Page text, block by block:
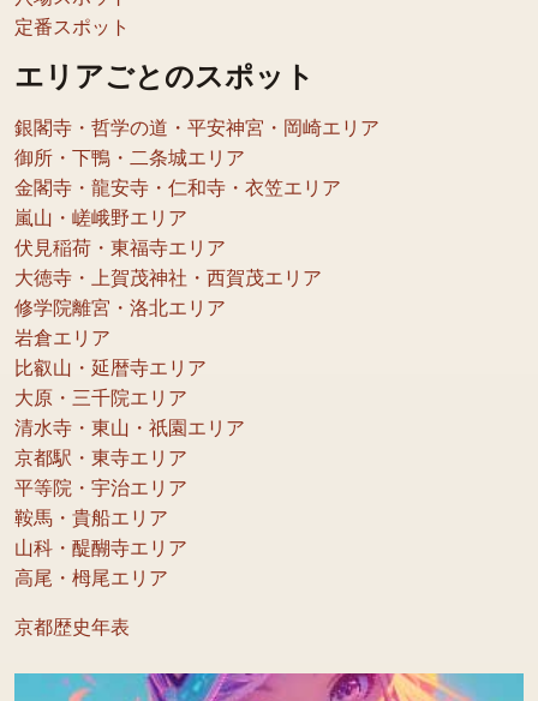
定番スポット
エリアごとのスポット
銀閣寺・哲学の道・平安神宮・岡崎エリア
御所・下鴨・二条城エリア
金閣寺・龍安寺・仁和寺・衣笠エリア
嵐山・嵯峨野エリア
伏見稲荷・東福寺エリア
大徳寺・上賀茂神社・西賀茂エリア
修学院離宮・洛北エリア
岩倉エリア
比叡山・延暦寺エリア
大原・三千院エリア
清水寺・東山・祇園エリア
京都駅・東寺エリア
平等院・宇治エリア
鞍馬・貴船エリア
山科・醍醐寺エリア
高尾・栂尾エリア
京都歴史年表